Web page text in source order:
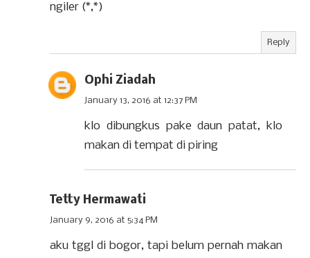
ngiler (*,*)
Reply
Ophi Ziadah
January 13, 2016 at 12:37 PM
klo dibungkus pake daun patat, klo
makan di tempat di piring
Tetty Hermawati
January 9, 2016 at 5:34 PM
aku tggl di bogor, tapi belum pernah makan